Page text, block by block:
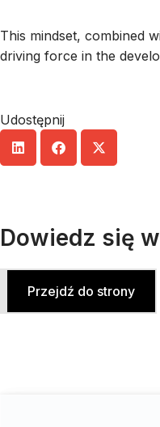
This mindset, combined
driving force in the
Udostępnij
Dowiedz się
Przejdź do strony